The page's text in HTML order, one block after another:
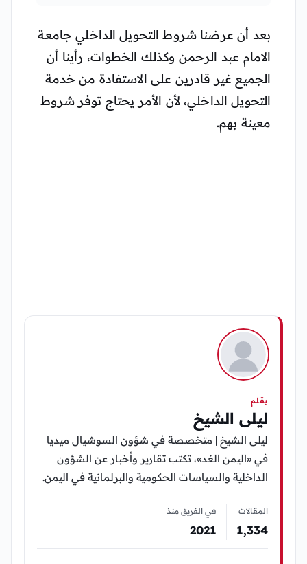
بعد أن عرضنا شروط التحويل الداخلي جامعة
الامام عبد الرحمن وكذلك الخطوات، رأينا أن
الجميع غير قادرين على الاستفادة من خدمة
التحويل الداخلي، لأن الأمر يحتاج توفر شروط
معينة بهم.
بقلم
ليلى الشيخ
ليلى الشيخ | متخصصة في شؤون السوشيال ميديا
في «اليمن الغد»، تكتب تقارير وأخبار عن الشؤون
الداخلية والسياسات الحكومية والبرلمانية في اليمن.
المقالات
1٬334
في الفريق منذ
2021